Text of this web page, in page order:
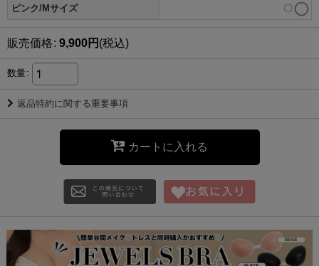
ピンク/Mサイズ 〇
販売価格: 9,900円 (税込)
数量:
返品特約に関する重要事項
カートに入れる